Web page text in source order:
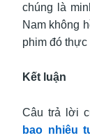
chúng là
Nam không
phim đó thực
Kết luận
Câu trả lời
bao nhiêu